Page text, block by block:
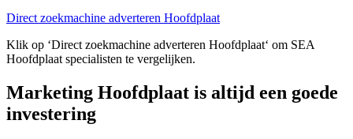
Direct zoekmachine adverteren Hoofdplaat
Klik op ‘Direct zoekmachine adverteren Hoofdplaat‘ om SEA
Hoofdplaat specialisten te vergelijken.
Marketing Hoofdplaat is altijd een goede
investering